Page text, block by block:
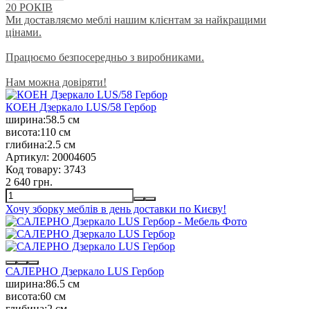
20 РОКІВ
Ми доставляємо меблі нашим клієнтам за найкращими
цінами.
Працюємо безпосередньо з виробниками.
Нам можна довіряти!
КОЕН Дзеркало LUS/58 Гербор
ширина:58.5 см
висота:110 см
глибина:2.5 см
Артикул: 20004605
Код товару: 3743
2 640 грн.
Хочу зборку меблів в день доставки по Києву!
САЛЕРНО Дзеркало LUS Гербор
ширина:86.5 см
висота:60 см